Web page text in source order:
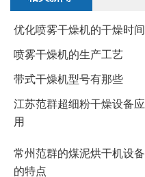
优化喷雾干燥机的干燥时间
喷雾干燥机的生产工艺
带式干燥机型号有那些
江苏范群超细粉干燥设备应
用
常州范群的煤泥烘干机设备
的特点